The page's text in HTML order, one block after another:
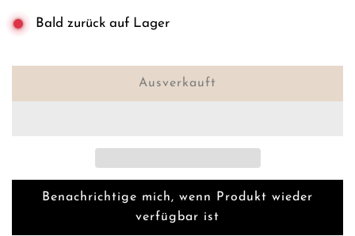
Bald zurück auf Lager
Ausverkauft
e
n
.
Benachrichtige mich, wenn Produkt wieder
verfügbar ist